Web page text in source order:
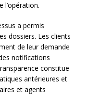
l’opération.
a permis
dossiers. Les clients
de leur demande
notifications
constitue
antérieures et
et agents